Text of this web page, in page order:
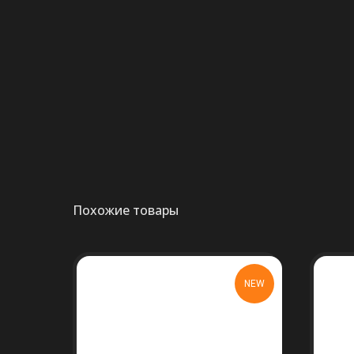
Похожие товары
NEW